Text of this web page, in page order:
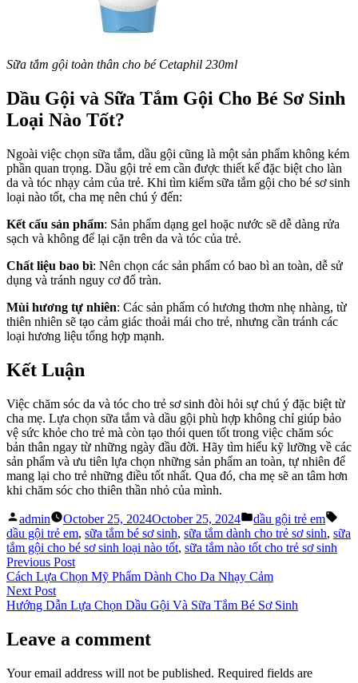
Sữa tắm gội toàn thân cho bé Cetaphil 230ml
Dầu Gội và Sữa Tắm Gội Cho Bé Sơ Sinh
Loại Nào Tốt?
Ngoài việc chọn sữa tắm, dầu gội cũng là một sản phẩm không kém
phần quan trọng. Dầu gội trẻ em cần được thiết kế đặc biệt cho làn
da và tóc nhạy cảm của trẻ. Khi tìm kiếm sữa tắm gội cho bé sơ sinh
loại nào tốt, cha mẹ nên chú ý đến:
Kết cấu sản phẩm: Sản phẩm dạng gel hoặc nước sẽ dễ dàng rửa
sạch và không để lại cặn trên da và tóc của trẻ.
Chất liệu bao bì: Nên chọn các sản phẩm có bao bì an toàn, dễ sử
dụng và tránh nguy cơ đổ tràn.
Mùi hương tự nhiên: Các sản phẩm có hương thơm nhẹ nhàng, từ
thiên nhiên sẽ tạo cảm giác thoải mái cho trẻ, nhưng cần tránh các
loại hương liệu tổng hợp mạnh.
Kết Luận
Việc chăm sóc da và tóc cho trẻ sơ sinh đòi hỏi sự chú ý đặc biệt từ
cha mẹ. Lựa chọn sữa tắm và dầu gội phù hợp không chỉ giúp bảo
vệ sức khỏe cho trẻ mà còn tạo thói quen tốt trong việc chăm sóc
bản thân ngay từ những ngày đầu đời. Hãy tìm hiểu kỹ lưỡng về các
sản phẩm và ưu tiên lựa chọn những sản phẩm an toàn, tự nhiên để
mang lại cho trẻ những điều tốt nhất. Qua đó, cha mẹ sẽ an tâm hơn
khi chăm sóc cho thiên thần nhỏ của mình.
Posted
by
admin October 25, 2024October 25, 2024
Posted
in
dầu gội trẻ em
dầu gội trẻ em, sữa tắm bé sơ sinh, sữa tắm dành cho trẻ sơ sinh, sữa
tắm gội cho bé sơ sinh loại nào tốt, sữa tắm nào tốt cho trẻ sơ sinh
Post
navigation
Previous PostPrevious
post:
Cách Lựa Chọn Mỹ Phẩm Dành Cho Da Nhạy Cảm
Next PostNext
post:
Hướng Dẫn Lựa Chọn Dầu Gội Và Sữa Tắm Bé Sơ Sinh
Leave a comment
Your email address will not be published. Required fields are